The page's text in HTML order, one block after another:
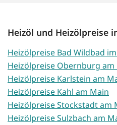
Heizöl und Heizölpreise
Heizölpreise Bad Wildbad
Heizölpreise Obernburg am
Heizölpreise Karlstein am
Heizölpreise Kahl am Main
Heizölpreise Stockstadt am
Heizölpreise Sulzbach am